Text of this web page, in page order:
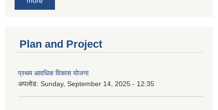
Plan and Project
प्रथम आवधिक विकास योजना
अपलोड: Sunday, September 14, 2025 - 12:35